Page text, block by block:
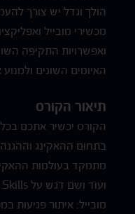
הולך וגדל יש צורך
מכשירי מובייל
ואפשרויות התקיפה
האיומים השונים ולמנוע
תיאור הקורס
הקורס יכשיר אתכם
בתחום ההאקינג
מתמקד בעולמות
מובייל: איתור פגיעות